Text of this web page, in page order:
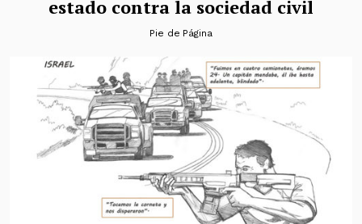
estado contra la sociedad civil
Pie de Página